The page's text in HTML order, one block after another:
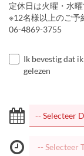
定休日は火曜・水曜
※12名様以上のご予
06-4869-3755
Ik bevestig dat
gelezen